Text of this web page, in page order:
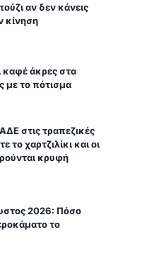
αν δεν κάνεις
κίνηση
καφέ άκρες στα
με το πότισμα
στις τραπεζικές
το χαρτζιλίκι και οι
κρυφή
2026: Πόσο
το